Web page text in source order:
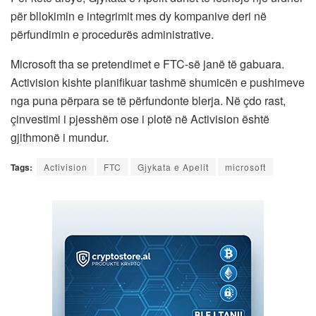
për bllokimin e integrimit mes dy kompanive deri në
përfundimin e procedurës administrative.
Microsoft tha se pretendimet e FTC-së janë të gabuara.
Activision kishte planifikuar tashmë shumicën e pushimeve
nga puna përpara se të përfundonte blerja. Në çdo rast,
çinvestimi i pjesshëm ose i plotë në Activision është
gjithmonë i mundur.
Tags: Activision FTC Gjykata e Apelit microsoft